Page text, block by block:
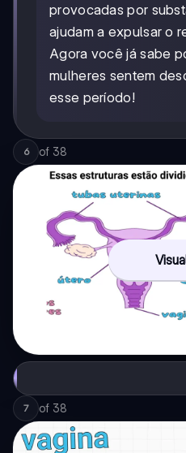
provocadas por
ajudam a expulsar o
Agora você já sabe
mulheres sentem
esse período!
6 of 38
7 of 38